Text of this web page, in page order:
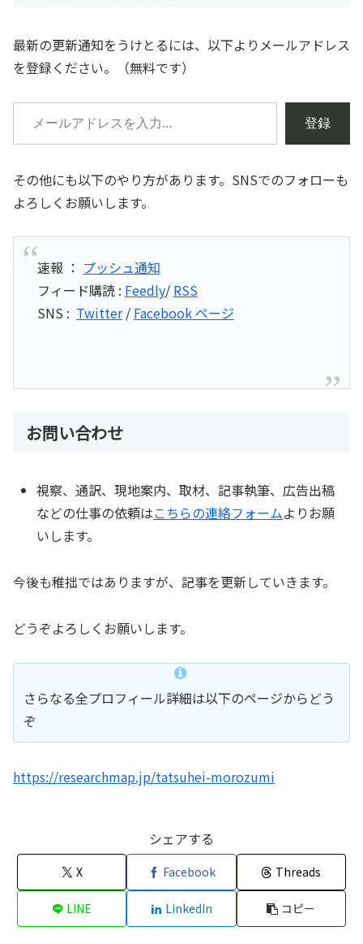
最新の更新通知をうけとるには、以下よりメールアドレス
を登録ください。（無料です）
登録
その他にも以下のやり方があります。SNSでのフォローも
よろしくお願いします。
速報 ： プッシュ通知
フィード購読 : Feedly/ RSS
SNS : Twitter/ Facebook ページ
お問い合わせ
視察、通訳、現地案内、取材、記事執筆、広告出稿
などの仕事の依頼はこちらの連絡フォームよりお願
いします。
今後も稚拙ではありますが、記事を更新していきます。
どうぞよろしくお願いします。
さらなる全プロフィール詳細は以下のページからどう
ぞ
https://researchmap.jp/tatsuhei-morozumi
シェアする
X Facebook Threads
LINE LinkedIn コピー